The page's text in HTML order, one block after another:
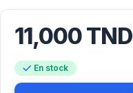
11,000TND
En stock